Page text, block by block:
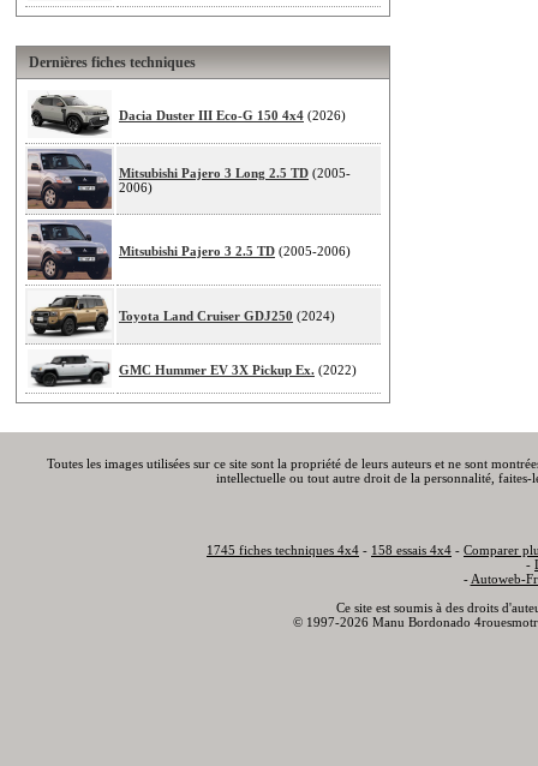
Dernières fiches techniques
Dacia Duster III Eco-G 150 4x4 (2026)
Mitsubishi Pajero 3 Long 2.5 TD (2005-
2006)
Mitsubishi Pajero 3 2.5 TD (2005-2006)
Toyota Land Cruiser GDJ250 (2024)
GMC Hummer EV 3X Pickup Ex. (2022)
Toutes les images utilisées sur ce site sont la propriété de leurs auteurs et ne sont
intellectuelle ou tout autre droit de la personnalité,
1745 fiches techniques 4x4 - 158 essais 4x4 - Comparer
-
- Autoweb-
Ce site est soumis à des droits
© 1997-2026 Manu Bordonado